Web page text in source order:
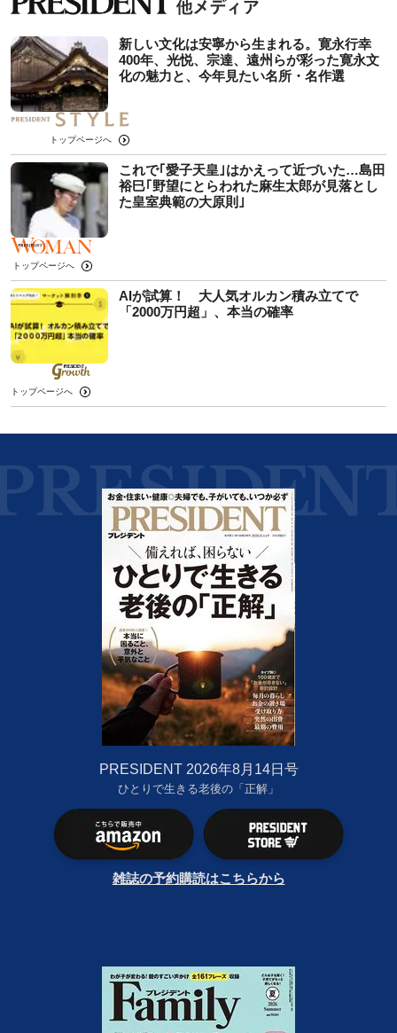
新しい文化は安寧から生まれる。寛永行幸
400年、光悦、宗達、遠州らが彩った寛永文
化の魅力と、今年見たい名所・名作選
トップページへ
これで｢愛子天皇｣はかえって近づいた…島田
裕巳｢野望にとらわれた麻生太郎が見落とし
た皇室典範の大原則｣
トップページへ
AIが試算！ 大人気オルカン積み立てで
「2000万円超」、本当の確率
トップページへ
PRESIDENT 2026年8月14日号
ひとりで生きる老後の「正解」
雑誌の予約購読はこちらから